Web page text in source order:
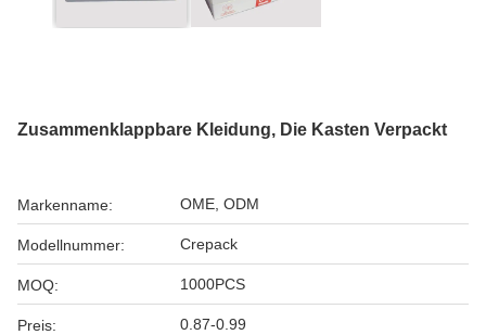
Zusammenklappbare Kleidung, Die Kasten Verpackt
Markenname: OME, ODM
Modellnummer: Crepack
MOQ: 1000PCS
Preis: 0.87-0.99